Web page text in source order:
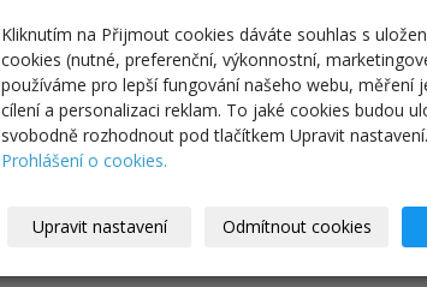
Kliknutím na Přijmout cookies dáváte souhlas s
cookies (nutné, preferenční, výkonnostní,
používáme pro lepší fungování našeho webu, měření
cílení a personalizaci reklam. To jaké cookies budou
svobodně rozhodnout pod tlačítkem Upravit nastavení.
Prohlášení o cookies.
Upravit nastavení Odmítnout cookies